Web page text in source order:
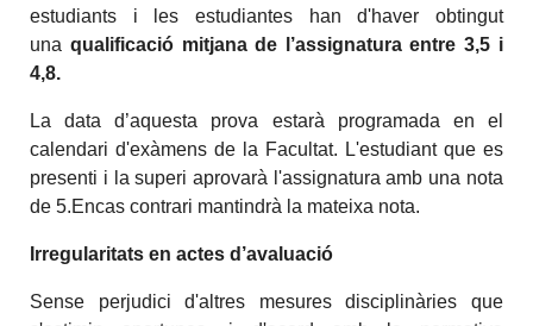
estudiants i les estudiantes han d'haver obtingut
una qualificació mitjana de l’assignatura entre 3,5 i
4,8.
La data d’aquesta prova estarà programada en el
calendari d'exàmens de la Facultat. L'estudiant que es
presenti i la superi aprovarà l'assignatura amb una nota
de 5.Encas contrari mantindrà la mateixa nota.
Irregularitats en actes d’avaluació
Sense perjudici d'altres mesures disciplinàries que